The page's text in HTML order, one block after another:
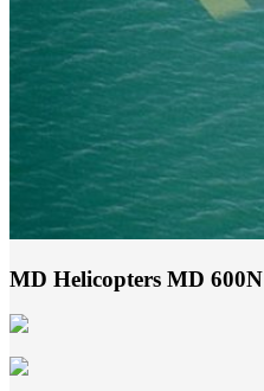
MD Helicopters MD 600N